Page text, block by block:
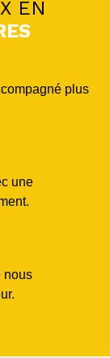
EN
plus
une
nous